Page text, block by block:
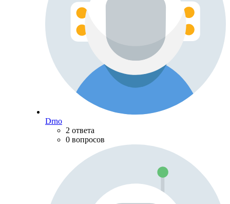
Drno
2 ответа
0 вопросов